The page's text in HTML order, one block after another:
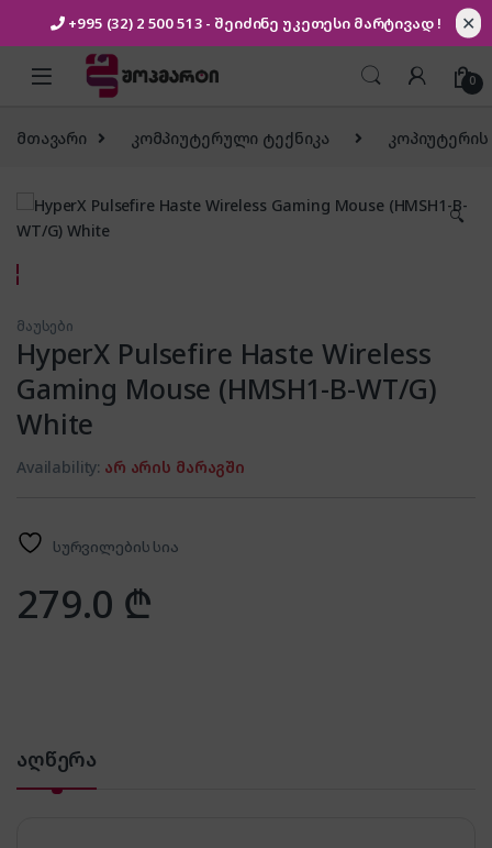
+995 (32) 2 500 513 - შეიძინე უკეთესი მარტივად ! ✕
Skip to navigation
Skip to content
0
მთავარი კომპიუტერული ტექნიკა
🔍
მაუსები
HyperX Pulsefire Haste Wireless
Gaming Mouse (HMSH1-B-WT/G)
White
Availability: არ არის მარაგში
სურვილების სია
279.0 ₾
აღწერა